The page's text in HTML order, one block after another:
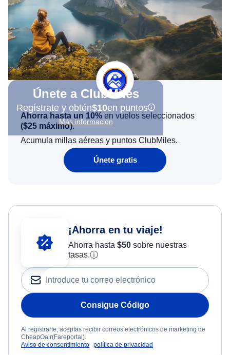
Únete a ClubMiles
Regístrate y obtén$10en puntos
Más información
Ahorra hasta un 10% en vuelos seleccionados
($25 máximo).
Acumula millas aéreas y puntos ClubMiles.
Únete gratis
¡Ahorra en tu viaje!
Ahorra hasta $50sobre nuestras
tasas.ⓘ
Consigue Código
Al registrarte, aceptas recibir correos electrónicos de marketing de
CheapOair(Fareportal).
Aviso de consentimiento política de privacidad